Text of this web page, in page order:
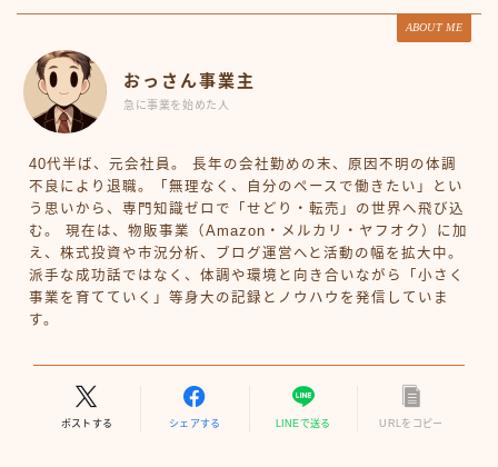
ABOUT ME
おっさん事業主
急に事業を始めた人
40代半ば、元会社員。 長年の会社勤めの末、原因不明の体調
不良により退職。「無理なく、自分のペースで働きたい」とい
う思いから、専門知識ゼロで「せどり・転売」の世界へ飛び込
む。 現在は、物販事業（Amazon・メルカリ・ヤフオク）に加
え、株式投資や市況分析、ブログ運営へと活動の幅を拡大中。
派手な成功話ではなく、体調や環境と向き合いながら「小さく
事業を育てていく」等身大の記録とノウハウを発信していま
す。
ポストする シェアする LINEで送る URLをコピー